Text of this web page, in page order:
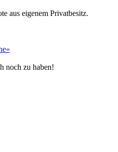
aus eigenem Privatbesitz.
noch zu haben!